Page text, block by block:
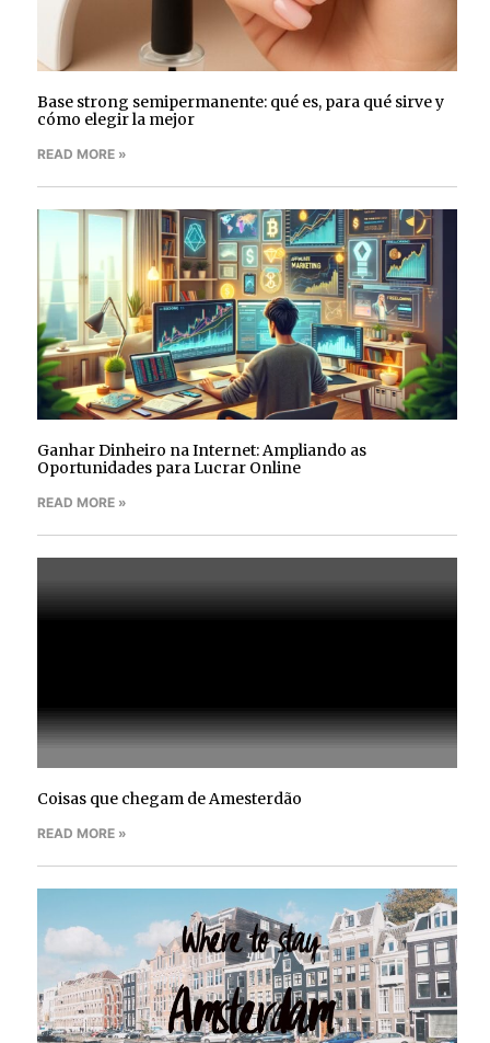
Base strong semipermanente: qué es, para qué sirve y
cómo elegir la mejor
READ MORE »
Ganhar Dinheiro na Internet: Ampliando as
Oportunidades para Lucrar Online
READ MORE »
Coisas que chegam de Amesterdão
READ MORE »